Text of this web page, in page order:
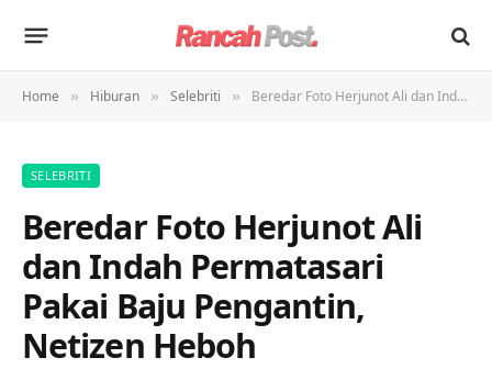
Home » Hiburan » Selebriti » Beredar Foto Herjunot Ali dan Indah Permatasari Pakai Baju Pengantin, Netizen Heboh
SELEBRITI
Beredar Foto Herjunot Ali
dan Indah Permatasari
Pakai Baju Pengantin,
Netizen Heboh